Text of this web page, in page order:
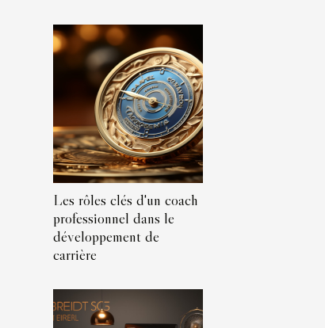
Les rôles clés d'un coach
professionnel dans le
développement de
carrière